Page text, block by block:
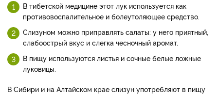
В тибетской медицине этот лук используется как
противовоспалительное и болеутоляющее средство.
Слизуном можно приправлять салаты: у него приятный,
слабоострый вкус и слегка чесночный аромат.
В пищу используются листья и сочные белые ложные
луковицы.
В Сибири и на Алтайском крае слизун употребляют в пищу